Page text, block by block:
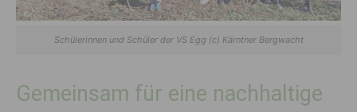
Schülerinnen und Schüler der VS Egg (c) Kärntner Bergwacht
Gemeinsam für eine nachhaltige